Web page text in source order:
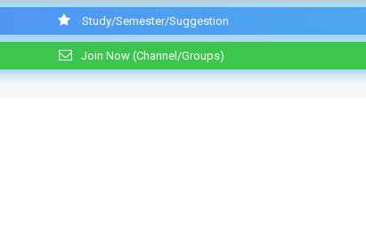
Study/Semester/Suggestion
Join Now (Channel/Groups)